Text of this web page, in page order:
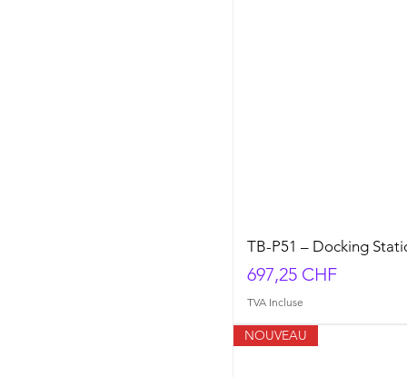
TB-P51 – Docking
Prix
697,25 CHF
TVA Incluse
NOUVEAU